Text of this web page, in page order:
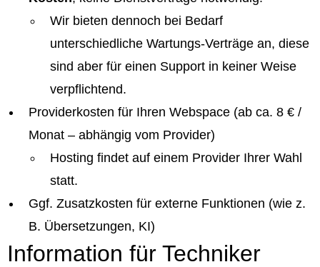
Wir bieten dennoch bei Bedarf
unterschiedliche Wartungs-Verträge an, diese
sind aber für einen Support in keiner Weise
verpflichtend.
Providerkosten für Ihren Webspace (ab ca. 8 € /
Monat – abhängig vom Provider)
Hosting findet auf einem Provider Ihrer Wahl
statt.
Ggf. Zusatzkosten für externe Funktionen (wie z.
B. Übersetzungen, KI)
Information für Techniker